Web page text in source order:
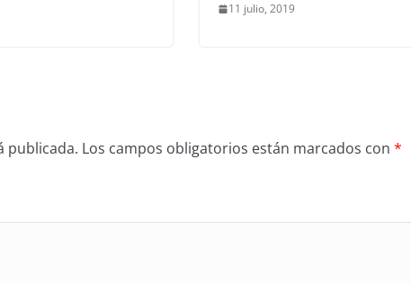
11 julio, 2019
publicada. Los campos obligatorios están marcados con *